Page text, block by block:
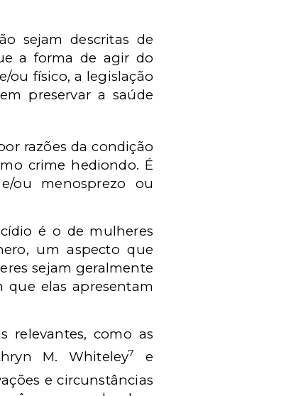
sejam descritas de
a forma de agir do
ou físico, a legislação
preservar a saúde
razões da condição
crime hediondo. É
ou menosprezo ou
é o de mulheres
um aspecto que
sejam geralmente
que elas apresentam
relevantes, como as
M. Whiteley7
e
e circunstâncias